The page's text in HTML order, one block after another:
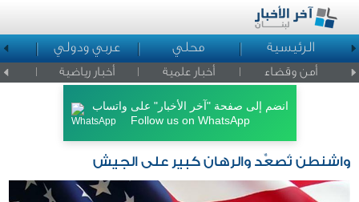
الرئيسية محلي عربي ودولي
أمن وقضاء أخبار علمية أخبار رياضية اخبار
انضم إلى صفحة "آخر الأخبار" على واتساب
Follow us on WhatsApp
واشنطن تُصعِّد والرهان كبير على الجيش